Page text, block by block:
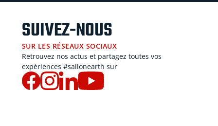
SUIVEZ-NOUS
SUR LES RÉSEAUX SOCIAUX
Retrouvez nos actus et partagez toutes vos
expériences #sailonearth sur